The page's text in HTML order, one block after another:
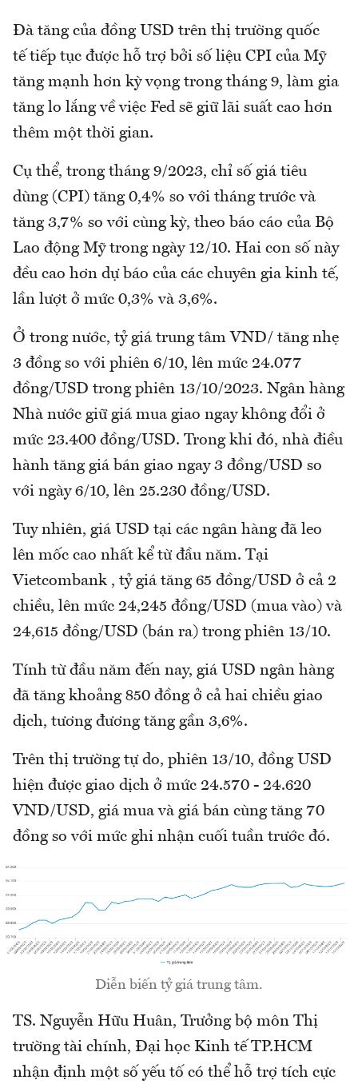
Đà tăng của đồng USD trên thị trường quốc
tế tiếp tục được hỗ trợ bởi số liệu CPI của Mỹ
tăng mạnh hơn kỳ vọng trong tháng 9, làm gia
tăng lo lắng về việc Fed sẽ giữ lãi suất cao hơn
thêm một thời gian.
Cụ thể, trong tháng 9/2023, chỉ số giá tiêu
dùng (CPI) tăng 0,4% so với tháng trước và
tăng 3,7% so với cùng kỳ, theo báo cáo của Bộ
Lao động Mỹ trong ngày 12/10. Hai con số này
đều cao hơn dự báo của các chuyên gia kinh tế,
lần lượt ở mức 0,3% và 3,6%.
Ở trong nước, tỷ giá trung tâm VND/ tăng nhẹ
3 đồng so với phiên 6/10, lên mức 24.077
đồng/USD trong phiên 13/10/2023. Ngân hàng
Nhà nước giữ giá mua giao ngay không đổi ở
mức 23.400 đồng/USD. Trong khi đó, nhà điều
hành tăng giá bán giao ngay 3 đồng/USD so
với ngày 6/10, lên 25.230 đồng/USD.
Tuy nhiên, giá USD tại các ngân hàng đã leo
lên mốc cao nhất kể từ đầu năm. Tại
Vietcombank , tỷ giá tăng 65 đồng/USD ở cả 2
chiều, lên mức 24,245 đồng/USD (mua vào) và
24,615 đồng/USD (bán ra) trong phiên 13/10.
Tính từ đầu năm đến nay, giá USD ngân hàng
đã tăng khoảng 850 đồng ở cả hai chiều giao
dịch, tương đương tăng gần 3,6%.
Trên thị trường tự do, phiên 13/10, đồng USD
hiện được giao dịch ở mức 24.570 - 24.620
VND/USD, giá mua và giá bán cùng tăng 70
đồng so với mức ghi nhận cuối tuần trước đó.
Diễn biến tỷ giá trung tâm.
TS. Nguyễn Hữu Huân, Trưởng bộ môn Thị
trường tài chính, Đại học Kinh tế TP.HCM
nhận định một số yếu tố có thể hỗ trợ tích cực